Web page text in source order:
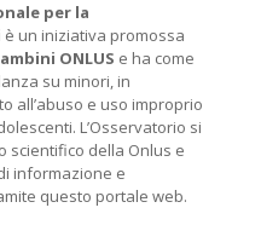
per la
è un iniziativa promossa
ONLUS e ha come
su minori, in
all’abuso e uso improprio
L’Osservatorio si
scientifico della Onlus e
informazione e
questo portale web.